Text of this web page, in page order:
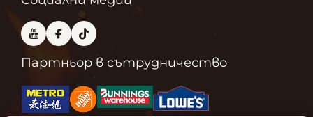
Партньор в сътрудничество